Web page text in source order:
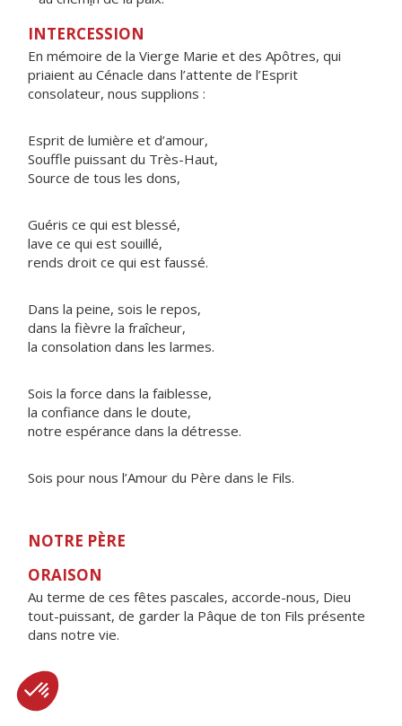
INTERCESSION
En mémoire de la Vierge Marie et des Apôtres, qui
priaient au Cénacle dans l’attente de l’Esprit
consolateur, nous supplions :
Esprit de lumière et d’amour,
Souffle puissant du Très-Haut,
Source de tous les dons,
Guéris ce qui est blessé,
lave ce qui est souillé,
rends droit ce qui est faussé.
Dans la peine, sois le repos,
dans la fièvre la fraîcheur,
la consolation dans les larmes.
Sois la force dans la faiblesse,
la confiance dans le doute,
notre espérance dans la détresse.
Sois pour nous l’Amour du Père dans le Fils.
NOTRE PÈRE
ORAISON
Au terme de ces fêtes pascales, accorde-nous, Dieu
tout-puissant, de garder la Pâque de ton Fils présente
dans notre vie.